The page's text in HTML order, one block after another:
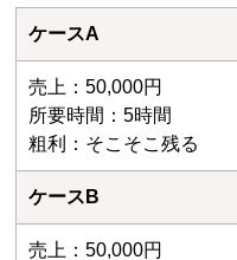
ケースA
売上：50,000円
所要時間：5時間
粗利：そこそこ残る
ケースB
売上：50,000円